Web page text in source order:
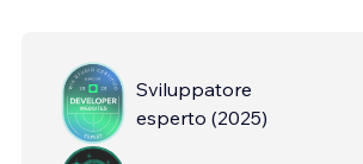
Sviluppatore
esperto (2025)